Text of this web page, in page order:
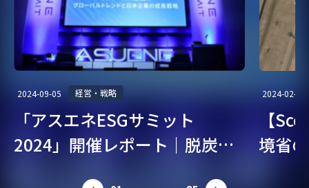
#人権 #サステナブル経営 #サステナブル転職 #GHG
#GX経営 #太陽光発電 #サーキュラー
#東京都 #SBT #カーボンクレジット #CO2見える化
#環境リスク #温室効果ガス #TCFD #国際規制
#グリーンビル認証 #燃料電池
2024-09-05 経営・戦略
「アスエネESGサミット
2024」開催レポート｜脱炭
2024-02-07
【
境省